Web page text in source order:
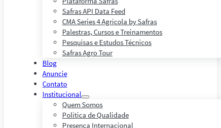
Safras API Data Feed
CMA Series 4 Agrícola by Safras
Palestras, Cursos e Treinamentos
Pesquisas e Estudos Técnicos
Safras Agro Tour
Blog
Anuncie
Contato
Institucional
Quem Somos
Política de Qualidade
Presença Internacional